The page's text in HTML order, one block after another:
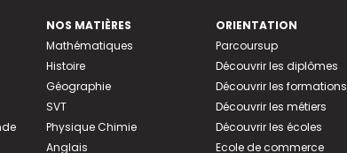
NOS MATIÈRES
Mathématiques
Histoire
Géographie
SVT
Physique Chimie
Anglais
ORIENTATION
Parcoursup
Découvrir les diplômes
Découvrir les formations
Découvrir les métiers
Découvrir les écoles
Ecole de commerce